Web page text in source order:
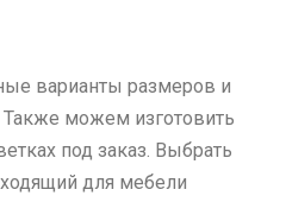
варианты размеров и
Также можем изготовить
под заказ. Выбрать
для мебели